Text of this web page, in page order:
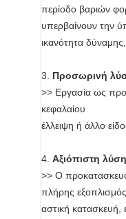
περίοδο βαριών
υπερβαίνουν την
ικανότητα
3. Προσωρινή
>> Εργασία ως
κεφαλαίου
έλλειψη ή άλλο
4. Αξιόπιστη λύση
>> Ο
πλήρης
αστική κατασκευή,